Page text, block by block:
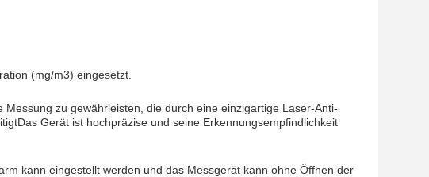
(mg/m3) eingesetzt.
zu gewährleisten, die durch eine einzigartige Laser-Anti-
Gerät ist hochpräzise und seine Erkennungsempfindlichkeit
kann eingestellt werden und das Messgerät kann ohne Öffnen der